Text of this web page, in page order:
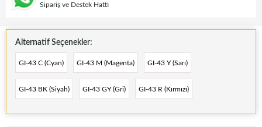
Sipariş ve Destek Hattı
Alternatif Seçenekler:
GI-43 C (Cyan) GI-43 M (Magenta) GI-43 Y (Sarı)
GI-43 BK (Siyah) GI-43 GY (Gri) GI-43 R (Kırmızı)